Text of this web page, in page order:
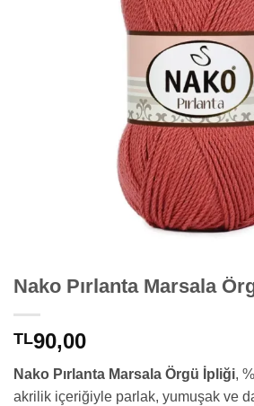
Nako Pırlanta Marsala
TL90,00
Nako Pırlanta Marsala Örgü İpliği,
akrilik içeriğiyle parlak, yumuşak ve